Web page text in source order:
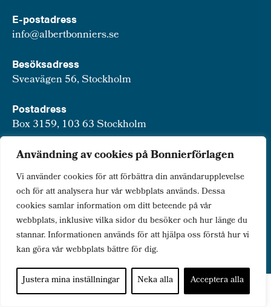
Användning av cookies på Bonnierförlagen
Vi använder cookies för att förbättra din användarupplevelse
och för att analysera hur vår webbplats används. Dessa
cookies samlar information om ditt beteende på vår
webbplats, inklusive vilka sidor du besöker och hur länge du
stannar. Informationen används för att hjälpa oss förstå hur vi
kan göra vår webbplats bättre för dig.
Justera mina inställningar Neka alla Acceptera alla
E-postadress
info@albertbonniers.se
Besöksadress
Sveavägen 56, Stockholm
Postadress
Box 3159, 103 63 Stockholm
Om Bonnierförlagen
Cookies
Integritetspolicy